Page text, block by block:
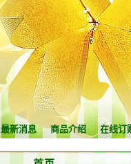
最新消息 商品介绍 在线订